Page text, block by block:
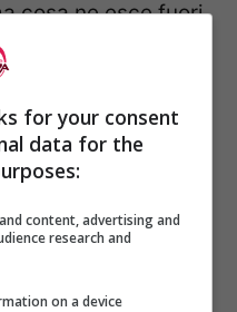
cosa ne esce fuori
e soprattutto
a foglia verde, poi,
degli ioni
sostanze note
for your consent
data for the
content, advertising and
research and
on a device